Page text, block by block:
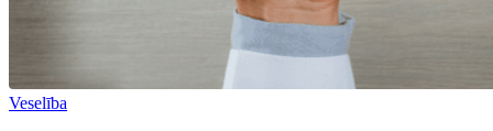
Veselība